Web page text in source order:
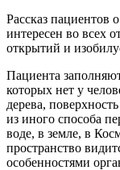
Рассказ пациентов
интересен во всех
открытий и
Пациента
которых нет у
дерева,
из иного способа
воде, в земле, в
пространство
особенностями